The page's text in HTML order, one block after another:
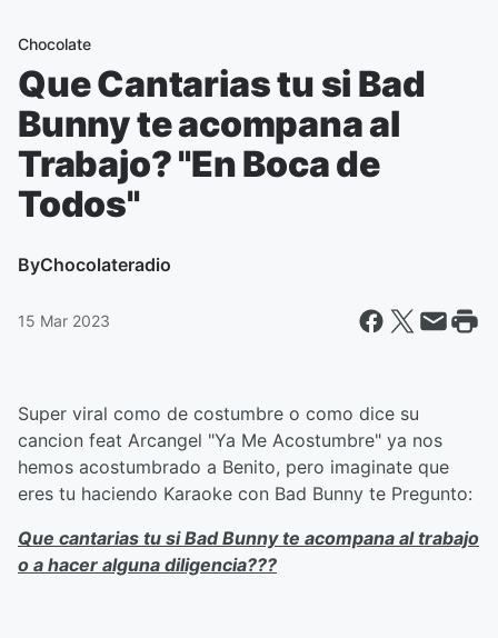
Chocolate
Que Cantarias tu si Bad
Bunny te acompana al
Trabajo? "En Boca de
Todos"
ByChocolateradio
15 Mar 2023
Super viral como de costumbre o como dice su
cancion feat Arcangel "Ya Me Acostumbre" ya nos
hemos acostumbrado a Benito, pero imaginate que
eres tu haciendo Karaoke con Bad Bunny te Pregunto:
Que cantarias tu si Bad Bunny te acompana al trabajo
o a hacer alguna diligencia???